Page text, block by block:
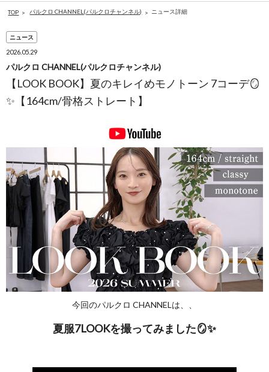
TOP パルクロ CHANNEL(パルクロチャンネル) ニュース詳細
ニュース
2026.05.29
パルクロ CHANNEL(パルクロチャンネル)
【LOOK BOOK】夏のキレイめモノトーン 7コーデ🪞
✨【164cm/骨格ストレート】
今回のパルクロ CHANNELは、、
夏服7LOOKを撮ってみました🪞✨